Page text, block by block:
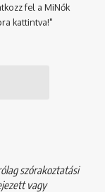
fel a MiNők
kattintva!"
szórakoztatási
vagy